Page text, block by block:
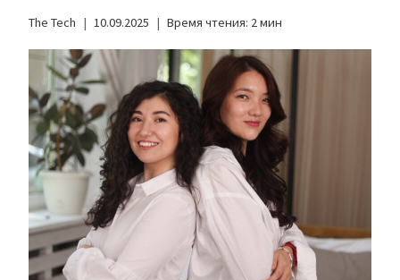
The Tech 10.09.2025 Время чтения: 2мин